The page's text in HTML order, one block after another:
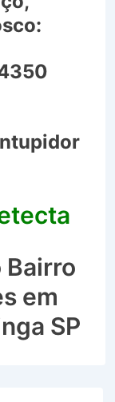
Bairro
em
SP